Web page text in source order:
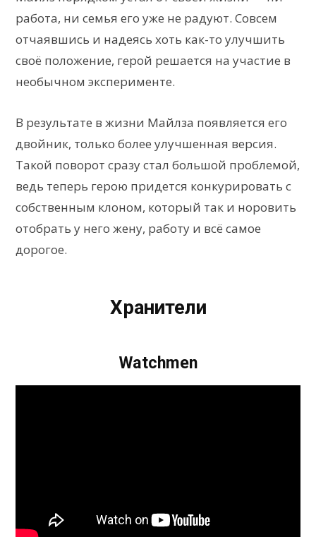
работа, ни семья его уже не радуют. Совсем
отчаявшись и надеясь хоть как-то улучшить
своё положение, герой решается на участие в
необычном эксперименте.
В результате в жизни Майлза появляется его
двойник, только более улучшенная версия.
Такой поворот сразу стал большой проблемой,
ведь теперь герою придется конкурировать с
собственным клоном, который так и норовить
отобрать у него жену, работу и всё самое
дорогое.
Хранители
Watchmen